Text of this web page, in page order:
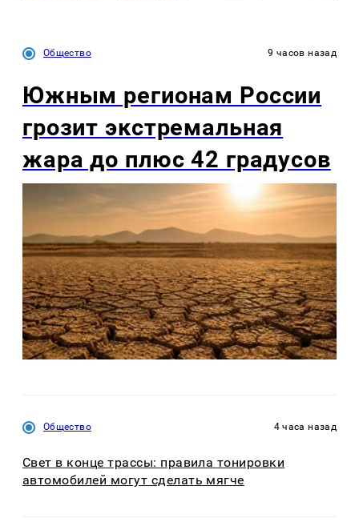
Общество 9 часов назад
Южным регионам России
грозит экстремальная
жара до плюс 42 градусов
Общество 4 часа назад
Свет в конце трассы: правила тонировки
автомобилей могут сделать мягче